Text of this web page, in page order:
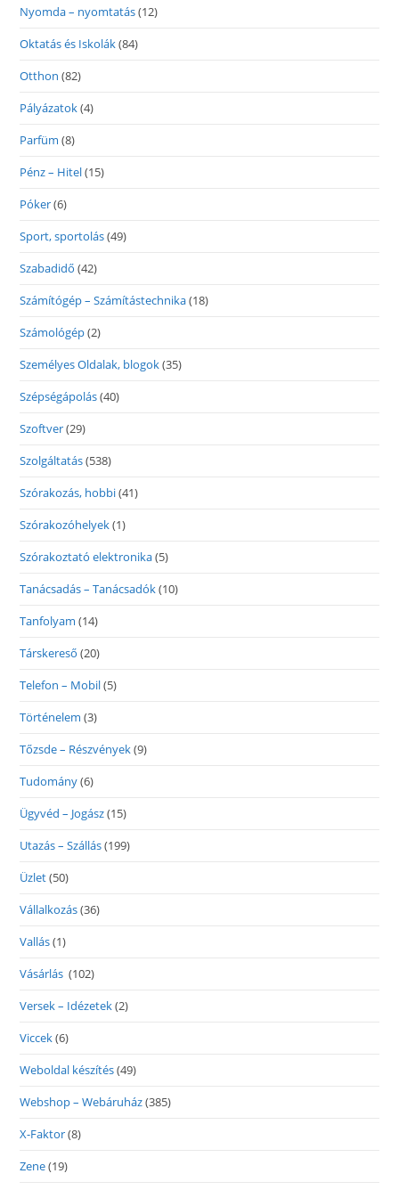
Nyomda – nyomtatás(12)
Oktatás és Iskolák(84)
Otthon (82)
Pályázatok(4)
Parfüm (8)
Pénz – Hitel(15)
Póker(6)
Sport, sportolás(49)
Szabadidő (42)
Számítógép – Számítástechnika(18)
Számológép(2)
Személyes Oldalak, blogok(35)
Szépségápolás(40)
Szoftver(29)
Szolgáltatás(538)
Szórakozás, hobbi(41)
Szórakozóhelyek(1)
Szórakoztató elektronika(5)
Tanácsadás – Tanácsadók(10)
Tanfolyam (14)
Társkereső (20)
Telefon – Mobil(5)
Történelem (3)
Tőzsde – Részvények(9)
Tudomány(6)
Ügyvéd – Jogász(15)
Utazás – Szállás(199)
Üzlet(50)
Vállalkozás(36)
Vallás(1)
Vásárlás (102)
Versek – Idézetek(2)
Viccek(6)
Weboldal készítés(49)
Webshop – Webáruház(385)
X-Faktor(8)
Zene(19)